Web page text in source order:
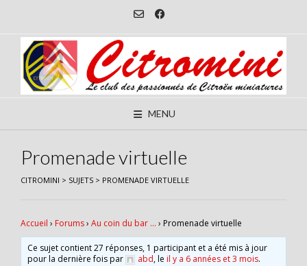
content
MENU
Promenade virtuelle
CITROMINI > SUJETS > PROMENADE VIRTUELLE
Accueil › Forums› Au coin du bar … › Promenade virtuelle
Ce sujet contient 27 réponses, 1 participant et a été mis à jour
pour la dernière fois par
abd, leil y a 6 années et 3 mois.